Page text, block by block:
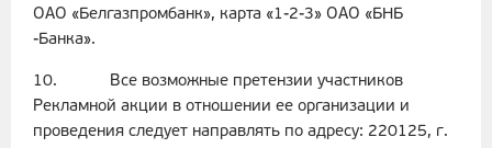
ОАО «Белгазпромбанк», карта «1-2-3» ОАО «БНБ
-Банка».
10. Все возможные претензии участников
Рекламной акции в отношении ее организации и
проведения следует направлять по адресу: 220125, г.